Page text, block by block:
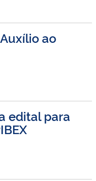
ao
edital para